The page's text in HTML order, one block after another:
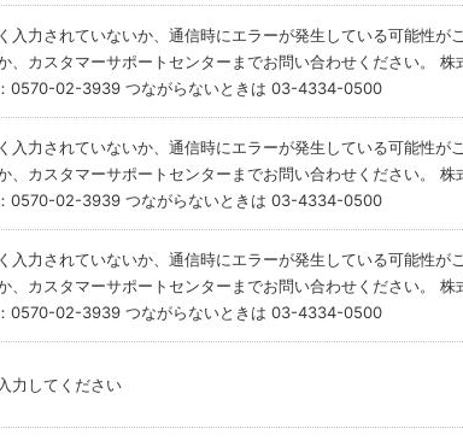
入力されていないか、通信時にエラーが発生している可能性が
、カスタマーサポートセンターまでお問い合わせください。
0570-02-3939 つながらないときは 03-4334-0500
入力されていないか、通信時にエラーが発生している可能性が
、カスタマーサポートセンターまでお問い合わせください。
0570-02-3939 つながらないときは 03-4334-0500
入力されていないか、通信時にエラーが発生している可能性が
、カスタマーサポートセンターまでお問い合わせください。
0570-02-3939 つながらないときは 03-4334-0500
力してください